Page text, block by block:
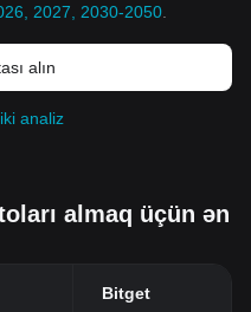
2027, 2030-2050
alın
analiz
almaq üçün ən
Bitget